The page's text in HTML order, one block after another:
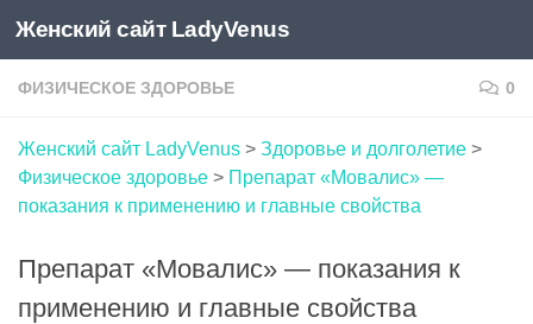
Skip to content
Женский сайт LadyVenus
ФИЗИЧЕСКОЕ ЗДОРОВЬЕ 0
Женский сайт LadyVenus > Здоровье и долголетие >
Физическое здоровье > Препарат «Мовалис» —
показания к применению и главные свойства
Препарат «Мовалис» — показания к
применению и главные свойства